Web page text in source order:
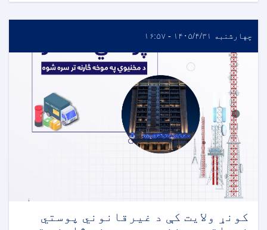
چهارشنبه ۱۴۰۵/۴/۳۱ - ۱۶:۵۷
کونړ ولایت کې د غیرقانوني پوستي